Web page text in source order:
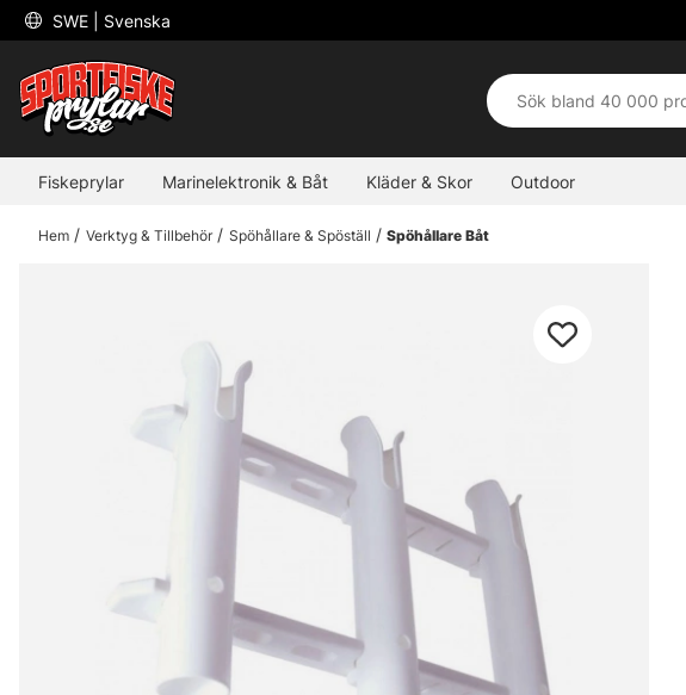
SWE | Svenska
Fiskeprylar Marinelektronik & Båt Kläder & Skor Outdoor
Hem Verktyg & Tillbehör Spöhållare & Spöställ Spöhållare Båt